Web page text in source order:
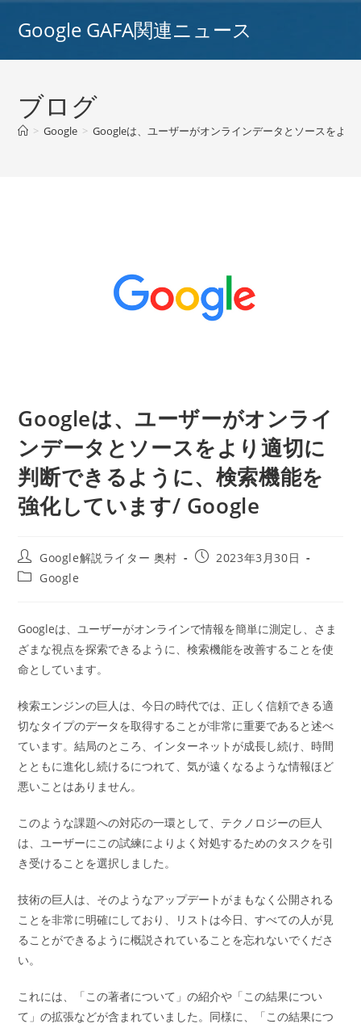
Google GAFA関連ニュース
ブログ
> Google > Googleは、ユーザーがオンラインデータとソースをよ
Googleは、ユーザーがオンライ
ンデータとソースをより適切に
判断できるように、検索機能を
強化しています/ Google
投
稿
者:
Google解説ライター 奥村
投
2023年3月30日
投
テ
ゴ
リ
ー:
Google
Googleは、ユーザーがオンラインで情報を簡単に測定し、さま
ざまな視点を探索できるように、検索機能を改善することを使
命としています。
検索エンジンの巨人は、今日の時代では、正しく信頼できる適
切なタイプのデータを取得することが非常に重要であると述べ
ています。結局のところ、インターネットが成長し続け、時間
とともに進化し続けるにつれて、気が遠くなるような情報ほど
悪いことはありません。
このような課題への対応の一環として、テクノロジーの巨人
は、ユーザーにこの試練によりよく対処するためのタスクを引
き受けることを選択しました。
技術の巨人は、そのようなアップデートがまもなく公開される
ことを非常に明確にしており、リストは今日、すべての人が見
ることができるように概説されていることを忘れないでくださ
い。
これには、「この著者について」の紹介や「この結果につい
て」の拡張などが含まれていました。同様に、「この結果につ